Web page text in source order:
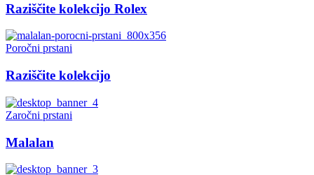
Raziščite kolekcijo Rolex
Poročni prstani
Raziščite kolekcijo
Zaročni prstani
Malalan